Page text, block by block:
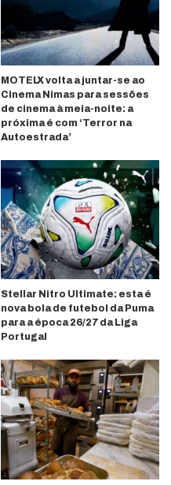
MOTELX volta a juntar-se ao
Cinema Nimas para sessões
de cinema à meia-noite: a
próxima é com ‘Terror na
Autoestrada’
Stellar Nitro Ultimate: esta é
nova bola de futebol da Puma
para a época 26/27 da Liga
Portugal